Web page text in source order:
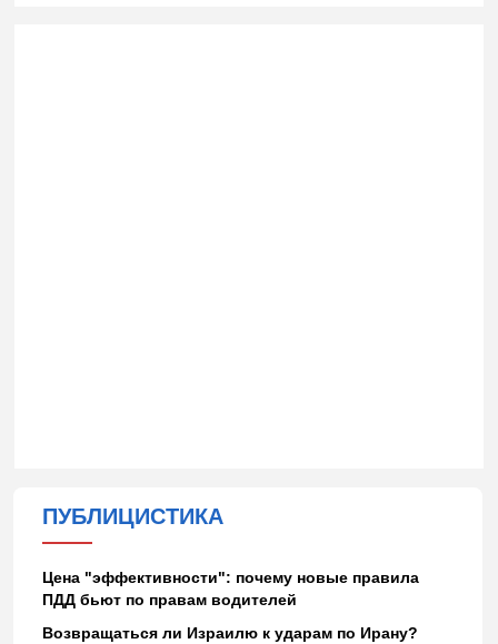
ПУБЛИЦИСТИКА
Цена "эффективности": почему новые правила
ПДД бьют по правам водителей
Возвращаться ли Израилю к ударам по Ирану?